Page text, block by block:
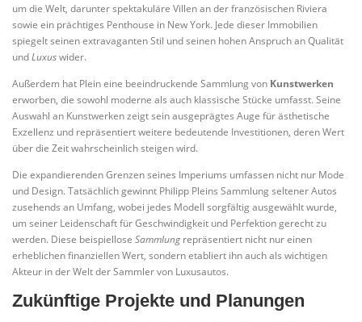
um die Welt, darunter spektakuläre Villen an der französischen Riviera
sowie ein prächtiges Penthouse in New York. Jede dieser Immobilien
spiegelt seinen extravaganten Stil und seinen hohen Anspruch an Qualität
undLuxuswider.
Außerdem hat Plein eine beeindruckende Sammlung von Kunstwerken
erworben, die sowohl moderne als auch klassische Stücke umfasst. Seine
Auswahl an Kunstwerken zeigt sein ausgeprägtes Auge für ästhetische
Exzellenz und repräsentiert weitere bedeutende Investitionen, deren Wert
über die Zeit wahrscheinlich steigen wird.
Die expandierenden Grenzen seines Imperiums umfassen nicht nur Mode
und Design. Tatsächlich gewinnt Philipp Pleins Sammlung seltener Autos
zusehends an Umfang, wobei jedes Modell sorgfältig ausgewählt wurde,
um seiner Leidenschaft für Geschwindigkeit und Perfektion gerecht zu
werden. Diese beispiellose Sammlungrepräsentiert nicht nur einen
erheblichen finanziellen Wert, sondern etabliert ihn auch als wichtigen
Akteur in der Welt der Sammler von Luxusautos.
Zukünftige Projekte und Planungen